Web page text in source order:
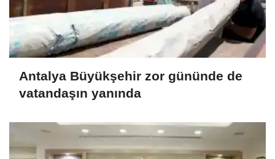
Antalya Büyükşehir zor gününde de
vatandaşın yanında